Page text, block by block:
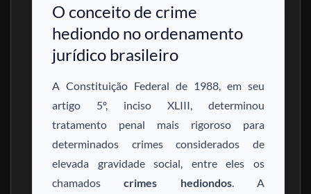
O conceito de crime
hediondo no ordenamento
jurídico brasileiro
A Constituição Federal de 1988, em seu
artigo 5º, inciso XLIII, determinou
tratamento penal mais rigoroso para
determinados crimes considerados de
elevada gravidade social, entre eles os
chamadoscrimes hediondos. A